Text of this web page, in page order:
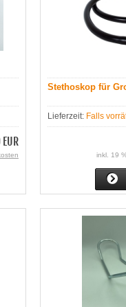
Stethoskop für
Lieferzeit: Falls
inkl. 19